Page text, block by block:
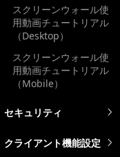
スクリーンウォール使
用動画チュートリアル
（Desktop）
スクリーンウォール使
用動画チュートリアル
（Mobile）
セキュリティ
クライアント機能設定